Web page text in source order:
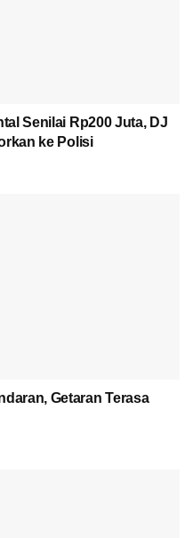
Senilai Rp200 Juta, DJ
ke Polisi
Getaran Terasa